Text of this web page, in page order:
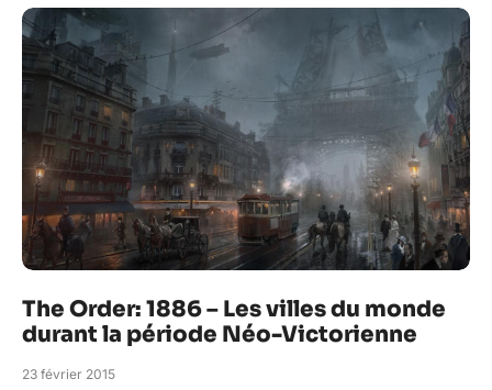
The Order: 1886 – Les villes du monde
durant la période Néo-Victorienne
23 février 2015